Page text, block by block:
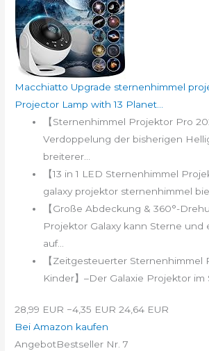
Macchiatto Upgrade sternenhimmel
Projector Lamp with 13 Planet...
【Sternenhimmel Projektor Pro
Verdoppelung der bisherigen
breiterer...
【13 in 1 LED Sternenhimmel
galaxy projektor sternenhimmel
【Große Abdeckung & 360°-
Projektor Galaxy kann Sterne und
auf...
【Zeitgesteuerter Sternenhimmel
Kinder】–Der Galaxie Projektor im
28,99 EUR −4,35 EUR 24,64 EUR
Bei Amazon kaufen
AngebotBestseller Nr. 7